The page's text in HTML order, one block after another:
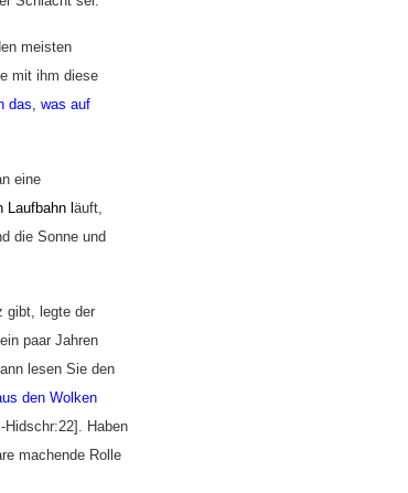
meisten
mit ihm diese
das, was auf
eine
l äuft,
die Sonne und
gibt, legte der
paar Jahren
lesen Sie den
den Wolken
Hidschr:22]. Haben
machende Rolle